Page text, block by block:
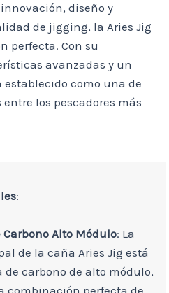
diseño y
de jigging, la Aries Jig
perfecta. Con su
avanzadas y un
como una de
los pescadores más
:
Alto Módulo: La
de la caña Aries Jig está
carbono de alto módulo,